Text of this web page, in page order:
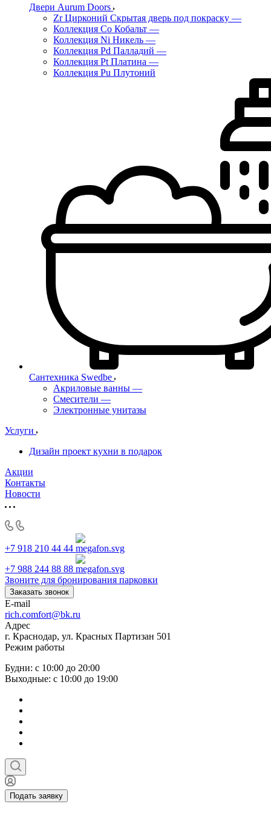
Двери Aurum Doors
Zr Цирконий Скрытая дверь под покраску —
Коллекция Co Кобальт —
Коллекция Ni Никель —
Коллекция Pd Палладий —
Коллекция Pt Платина —
Коллекция Pu Плутоний
Сантехника Swedbe
Акриловые ванны —
Смесители —
Электронные унитазы
Услуги
Дизайн проект кухни в подарок
Акции
Контакты
Новости
+7 918 210 44 44
+7 988 244 88 88
Звоните для бронирования парковки
Заказать звонок
E-mail
rich.comfort@bk.ru
Адрес
г. Краснодар, ул. Красных Партизан 501
Режим работы
Будни: с 10:00 до 20:00
Выходные: с 10:00 до 19:00
Подать заявку